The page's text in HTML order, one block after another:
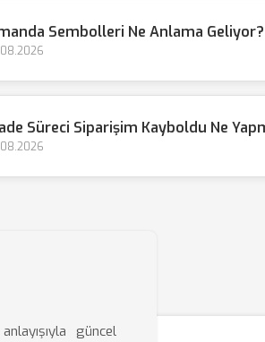
Sembolleri Ne Anlama Geliyor?
Süreci Siparişim Kayboldu Ne
güncel